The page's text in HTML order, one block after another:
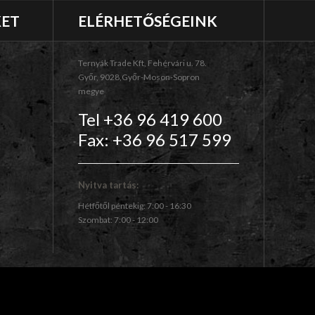
ELÉRHETŐSÉGEINK
Ternyák Trade Kft, Fehérvári u. 78.
Győr, 9028,Győr-Moson-Sopron
megye
Tel +36 96 419 600
Fax: +36 96 517 599
Nyitva tartás:
Hétfőtől péntekig: 7:00 - 16:30
Szombat: 7:00 - 12:00